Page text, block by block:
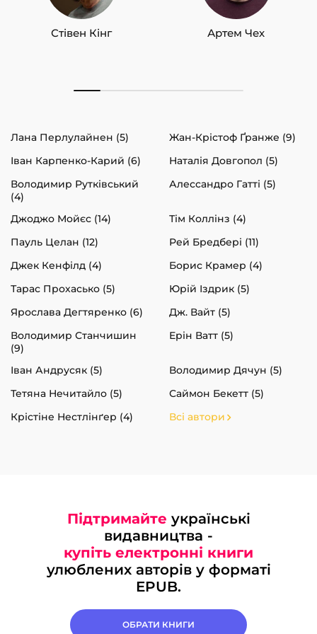
Стівен Кінг Артем Чех
Лана Перлулайнен (5)
Жан-Крістоф Ґранже (9)
Іван Карпенко-Карий (6)
Наталія Довгопол (5)
Володимир Рутківський
(4)
Алессандро Гатті (5)
Джоджо Мойєс (14)
Тім Коллінз (4)
Пауль Целан (12)
Рей Бредбері (11)
Джек Кенфілд (4)
Борис Крамер (4)
Тарас Прохасько (5)
Юрій Іздрик (5)
Ярослава Дегтяренко (6)
Дж. Вайт (5)
Володимир Станчишин
(9)
Ерін Ватт (5)
Іван Андрусяк (5)
Володимир Дячун (5)
Тетяна Нечитайло (5)
Саймон Бекетт (5)
Крістіне Нестлінґер (4)
Всі автори
Підтримайте українські
видавництва -
купіть електронні книги
улюблених авторів у форматі
EPUB.
ОБРАТИ КНИГИ